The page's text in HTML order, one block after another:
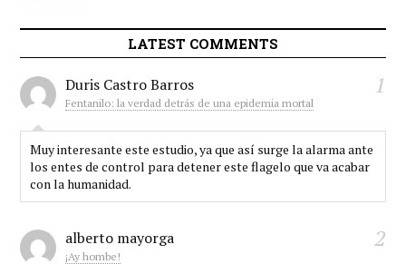
LATEST COMMENTS
Duris Castro Barros 1
Fentanilo: la verdad detrás de una epidemia mortal
Muy interesante este estudio, ya que así surge la alarma ante
los entes de control para detener este flagelo que va acabar
con la humanidad.
alberto mayorga 2
¡Ay hombe!